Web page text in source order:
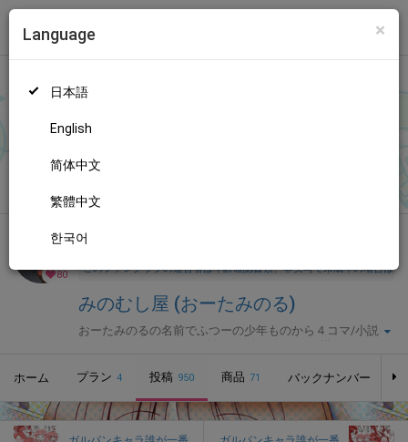
トップ
×
Language
日本語
English
简体中文
繁體中文
한국어
人のファンが応援しています。
うか大会第２６話
80
全年齢向け
このファンクラブの運営者は年齢確認書類、非実写で未成年の場合は
みのむし屋 (おーたみのる)
おーたみのるの名前でふつーの少年ものから４コマ/小説イ
ホーム
プラン 4 投稿 950 商品 71 バックナンバー